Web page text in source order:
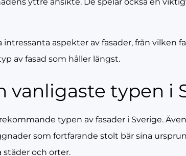
yttre ansikte. De spelar också en
aspekter av fasader, från vilken
av fasad som håller längst.
vanligaste typen i
typen av fasader i Sverige.
som fortfarande stolt bär sina
städer och orter.